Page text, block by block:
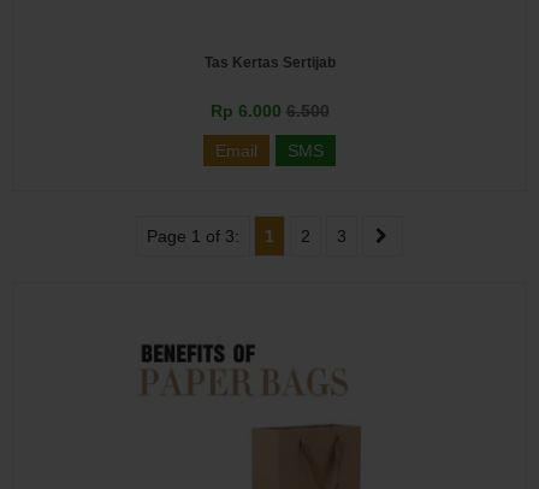
Tas Kertas Sertijab
Rp 6.000 6.500
Email SMS
Page 1 of 3: 1 2 3